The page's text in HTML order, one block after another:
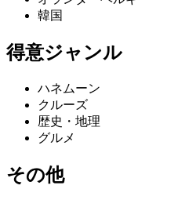
韓国
得意ジャンル
ハネムーン
クルーズ
歴史・地理
グルメ
その他